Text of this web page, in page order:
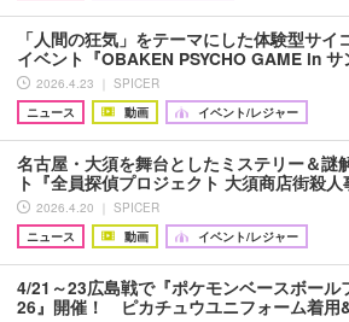
「人間の狂気」をテーマにした体験型サイ
イベント『OBAKEN PSYCHO GAME in
2026.4.23 ｜ SPICER
ニュース
動画 イベント/レジャー
名古屋・大須を舞台としたミステリー＆謎
ト『全員探偵プロジェクト 大須商店街殺
2026.4.20 ｜ SPICER
ニュース
動画 イベント/レジャー
4/21～23広島戦で『ポケモンベースボール
26』開催！ ピカチュウユニフォーム着